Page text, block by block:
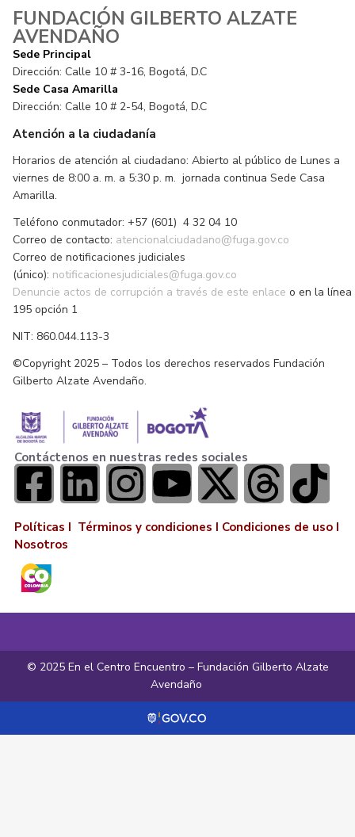
FUNDACIÓN GILBERTO ALZATE
AVENDAÑO
Sede Principal
Dirección: Calle 10 # 3-16, Bogotá, D.C
Sede Casa Amarilla
Dirección: Calle 10 # 2-54, Bogotá, D.C
Atención a la ciudadanía
Horarios de atención al ciudadano: Abierto al público de Lunes a
viernes de 8:00 a. m. a 5:30 p. m. jornada continua Sede Casa
Amarilla.
Teléfono conmutador: +57 (601) 4 32 04 10
Correo de contacto: atencionalciudadano@fuga.gov.co
Correo de notificaciones judiciales
(único): notificacionesjudiciales@fuga.gov.co
Denuncie actos de corrupción a través de este enlace o en la línea
195 opción 1
NIT: 860.044.113-3
©Copyright 2025 – Todos los derechos reservados Fundación
Gilberto Alzate Avendaño.
Contáctenos en nuestras redes sociales
Políticas I Términos y condiciones I Condiciones de uso I
Nosotros
© 2025 En el Centro Encuentro – Fundación Gilberto Alzate
Avendaño